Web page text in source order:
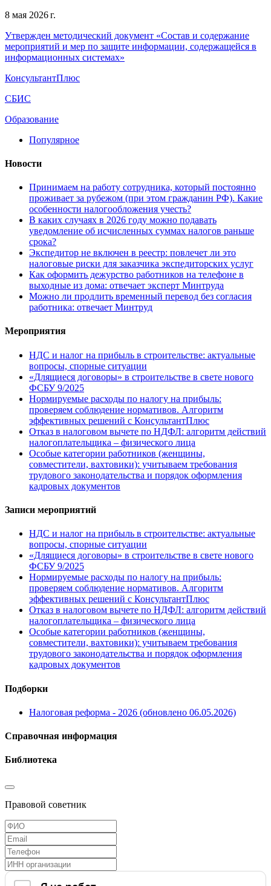
8 мая 2026 г.
Утвержден методический документ «Состав и содержание
мероприятий и мер по защите информации, содержащейся в
информационных системах»
КонсультантПлюс
СБИС
Образование
Популярное
Новости
Принимаем на работу сотрудника, который постоянно
проживает за рубежом (при этом гражданин РФ). Какие
особенности налогообложения учесть?
В каких случаях в 2026 году можно подавать
уведомление об исчисленных суммах налогов раньше
срока?
Экспедитор не включен в реестр: повлечет ли это
налоговые риски для заказчика экспедиторских услуг
Как оформить дежурство работников на телефоне в
выходные из дома: отвечает эксперт Минтруда
Можно ли продлить временный перевод без согласия
работника: отвечает Минтруд
Мероприятия
НДС и налог на прибыль в строительстве: актуальные
вопросы, спорные ситуации
«Длящиеся договоры» в строительстве в свете нового
ФСБУ 9/2025
Нормируемые расходы по налогу на прибыль:
проверяем соблюдение нормативов. Алгоритм
эффективных решений с КонсультантПлюс
Отказ в налоговом вычете по НДФЛ: алгоритм действий
налогоплательщика – физического лица
Особые категории работников (женщины,
совместители, вахтовики): учитываем требования
трудового законодательства и порядок оформления
кадровых документов
Записи мероприятий
НДС и налог на прибыль в строительстве: актуальные
вопросы, спорные ситуации
«Длящиеся договоры» в строительстве в свете нового
ФСБУ 9/2025
Нормируемые расходы по налогу на прибыль:
проверяем соблюдение нормативов. Алгоритм
эффективных решений с КонсультантПлюс
Отказ в налоговом вычете по НДФЛ: алгоритм действий
налогоплательщика – физического лица
Особые категории работников (женщины,
совместители, вахтовики): учитываем требования
трудового законодательства и порядок оформления
кадровых документов
Подборки
Налоговая реформа - 2026 (обновлено 06.05.2026)
Справочная информация
Библиотека
Правовой советник